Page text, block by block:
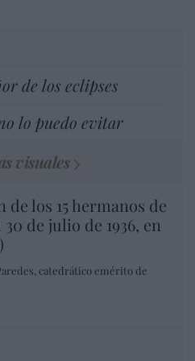
de los eclipses
lo puedo evitar
visuales
los 15 hermanos de
de julio de 1936, en
catedrático emérito de